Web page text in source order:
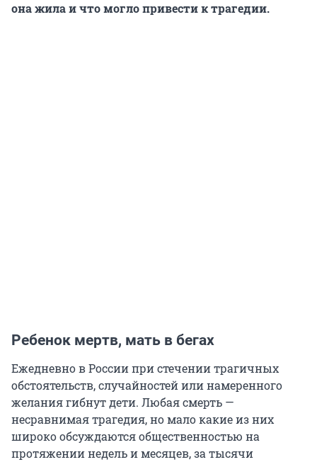
она жила и что могло привести к трагедии.
Ребенок мертв, мать в бегах
Ежедневно в России при стечении трагичных
обстоятельств, случайностей или намеренного
желания гибнут дети. Любая смерть —
несравнимая трагедия, но мало какие из них
широко обсуждаются общественностью на
протяжении недель и месяцев, за тысячи